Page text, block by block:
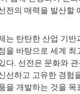
전의 매력을 발산할
는 탄탄한 산업 기반
을 바탕으로 세계 최
다. 선전은 문화와
선하고 고유한 경험
을 개발하는 것을 목